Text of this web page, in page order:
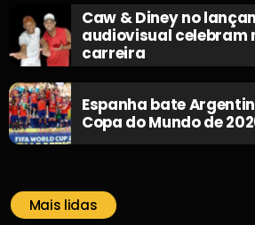
Caw & Diney no
audiovisual celebram
carreira
Espanha bate
Copa do Mundo de
Mais lidas